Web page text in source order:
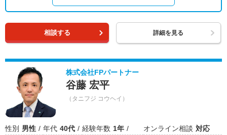
相談する 詳細を見る
株式会社FPパートナー
谷藤 宏平
（タニフジ コウヘイ）
性別 男性 年代 40代 経験年数 1年 オンライン相談 対応